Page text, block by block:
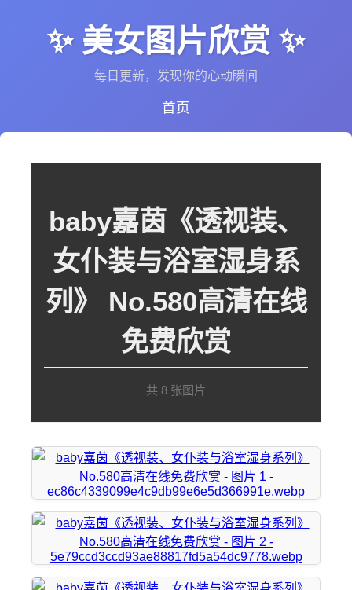
✨ 美女图片欣赏 ✨
每日更新，发现你的心动瞬间
首页
baby嘉茵《透视装、
女仆装与浴室湿身系
列》 No.580高清在线
免费欣赏
共 8 张图片